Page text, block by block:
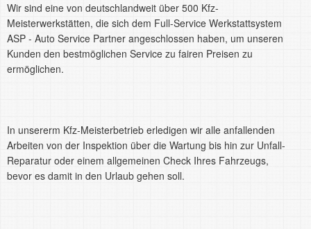
Wir sind eine von deutschlandweit über 500 Kfz-
Meisterwerkstätten, die sich dem Full-Service Werkstattsystem
ASP - Auto Service Partner angeschlossen haben, um unseren
Kunden den bestmöglichen Service zu fairen Preisen zu
ermöglichen.
In unsererm Kfz-Meisterbetrieb erledigen wir alle anfallenden
Arbeiten von der Inspektion über die Wartung bis hin zur Unfall-
Reparatur oder einem allgemeinen Check Ihres Fahrzeugs,
bevor es damit in den Urlaub gehen soll.